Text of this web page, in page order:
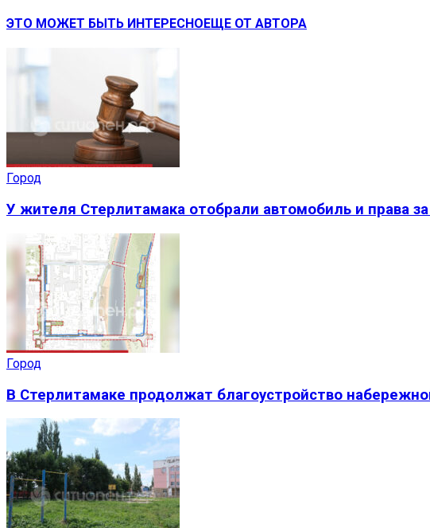
ЭТО МОЖЕТ БЫТЬ ИНТЕРЕСНОЕЩЕ ОТ АВТОРА
Город
У жителя Стерлитамака отобрали автомобиль и права
Город
В Стерлитамаке продолжат благоустройство